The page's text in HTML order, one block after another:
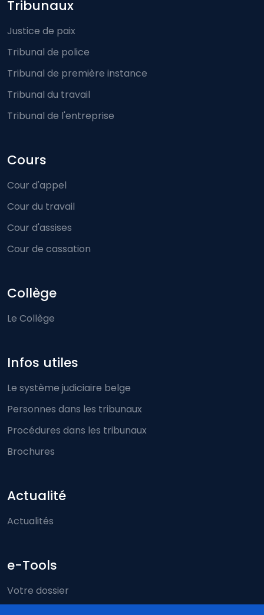
Footer-menu
Tribunaux
Justice de paix
Tribunal de police
Tribunal de première instance
Tribunal du travail
Tribunal de l'entreprise
Cours
Cour d'appel
Cour du travail
Cour d'assises
Cour de cassation
Collège
Le Collège
Infos utiles
Le système judiciaire belge
Personnes dans les tribunaux
Procédures dans les tribunaux
Brochures
Actualité
Actualités
e-Tools
Votre dossier